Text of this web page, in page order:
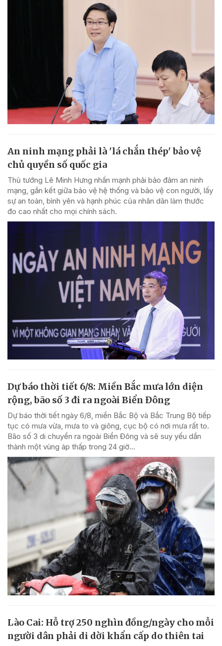
An ninh mạng phải là 'lá chắn thép' bảo vệ
chủ quyền số quốc gia
Thủ tướng Lê Minh Hưng nhấn mạnh phải bảo đảm an ninh
mạng, gắn kết giữa bảo vệ hệ thống và bảo vệ con người, lấy
sự an toàn, bình yên và hạnh phúc của nhân dân làm thước
đo cao nhất cho mọi chính sách.
Dự báo thời tiết 6/8: Miền Bắc mưa lớn diện
rộng, bão số 3 đi ra ngoài Biển Đông
Dự báo thời tiết ngày 6/8, miền Bắc Bộ và Bắc Trung Bộ tiếp
tục có mưa vừa, mưa to và giông, cục bộ có nơi mưa rất to.
Bão số 3 di chuyển ra ngoài Biển Đông và sẽ suy yếu dần
thành một vùng áp thấp trong 24 giờ...
Lào Cai: Hỗ trợ 250 nghìn đồng/ngày cho mỗi
người dân phải di dời khẩn cấp do thiên tai